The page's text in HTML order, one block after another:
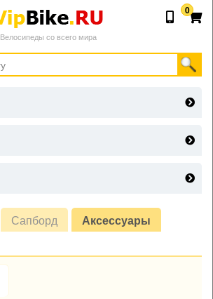
Велосипеды со всего мира
0
Сапборд
Аксессуары